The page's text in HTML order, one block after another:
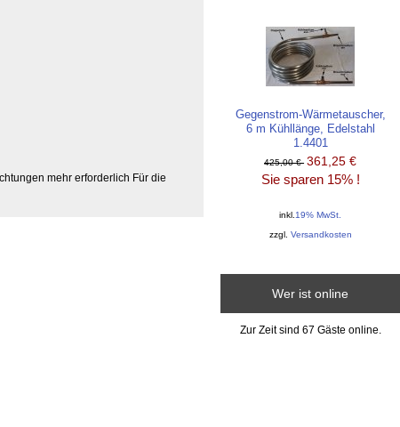
mehr erforderlich Für die
Gegenstrom-Wärmetauscher,
6 m Kühllänge, Edelstahl
1.4401
425,00 € 361,25 €
Sie sparen 15% !
inkl. 19% MwSt.
zzgl. Versandkosten
Wer ist online
Zur Zeit sind 67 Gäste online.